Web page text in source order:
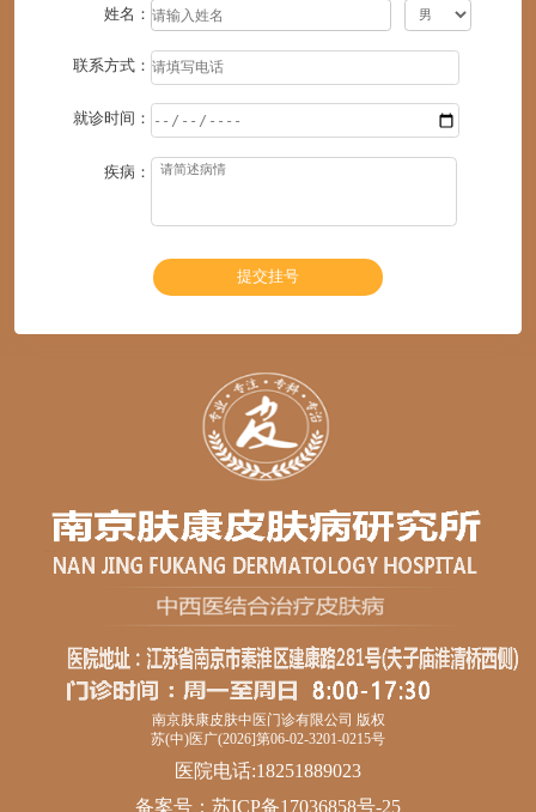
姓名：
联系方式：
就诊时间：
疾病：
南京肤康皮肤中医门诊有限公司 版权
苏(中)医广(2026]第06-02-3201-0215号
医院电话:18251889023
备案号： 苏ICP备17036858号-25